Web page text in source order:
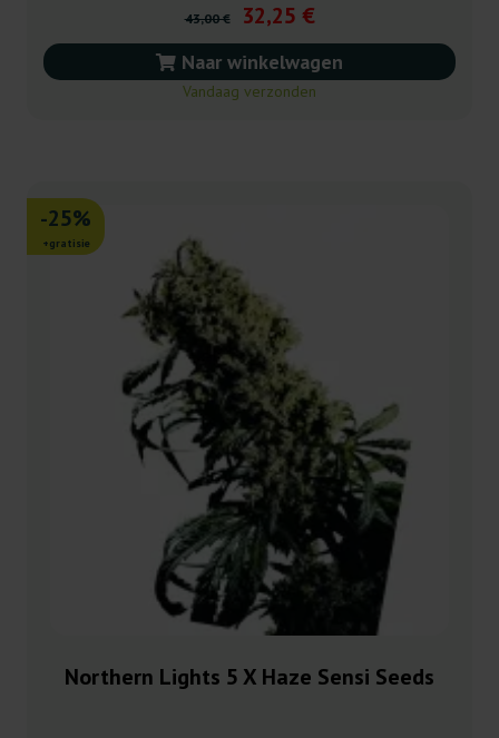
43,00 € 32,25 €
Naar winkelwagen
Vandaag verzonden
-25%
+gratisie
Northern Lights 5 X Haze Sensi Seeds